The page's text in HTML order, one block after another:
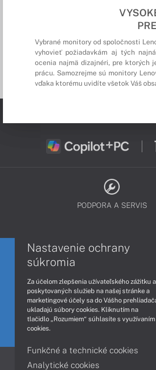
Vybrané monitory od spoločnosti
vyhovieť požiadavkám aj tých
ocenia najmä dizajnéri, pre ktorých
prácu. Samozrejme sú monitory
vďaka ktorému uvidíte všetok Váš
PODPORA A SERVIS
Informácie
Nastavenie ochrany
súkromia
Za účelom zlepšenia užívateľského zážitku a
poskytovaných služieb na našej stránke a
marketingové účely sa do Vášho
ukladajú súbory cookies. Kliknutím na
tlačidlo „Rozumiem“ súhlasíte s využívaním
cookies.
Funkčné a technické cookies
Analytické cookies